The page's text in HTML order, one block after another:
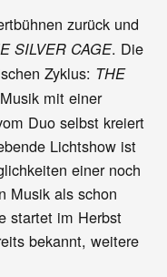
zurück und
SILVER CAGE. Die
Zyklus: THE
mit einer
Duo selbst kreiert
Lichtshow ist
einer noch
Musik als schon
startet im Herbst
bekannt, weitere